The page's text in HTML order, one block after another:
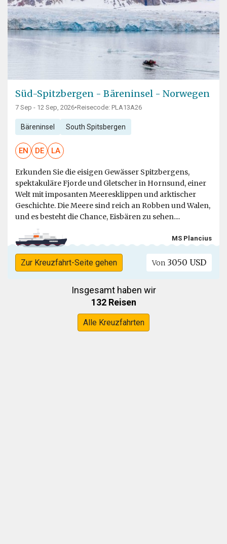
Süd-Spitzbergen - Bäreninsel - Norwegen
7 Sep - 12 Sep, 2026•Reisecode: PLA13A26
Bäreninsel South Spitsbergen
EN DE LA
Erkunden Sie die eisigen Gewässer Spitzbergens,
spektakuläre Fjorde und Gletscher in Hornsund, einer
Welt mit imposanten Meeresklippen und arktischer
Geschichte. Die Meere sind reich an Robben und Walen,
und es besteht die Chance, Eisbären zu sehen....
MS Plancius
Zur Kreuzfahrt-Seite gehen Von 3050 USD
Insgesamt haben wir
132 Reisen
Alle Kreuzfahrten